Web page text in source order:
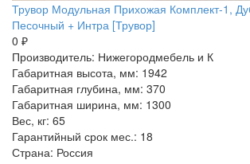
Трувор Модульная Прихожая Комплект-1,
Песочный + Интра [Трувор]
0 ₽
Производитель: Нижегородмебель и К
Габаритная высота, мм: 1942
Габаритная глубина, мм: 370
Габаритная ширина, мм: 1300
Вес, кг: 65
Гарантийный срок мес.: 18
Страна: Россия